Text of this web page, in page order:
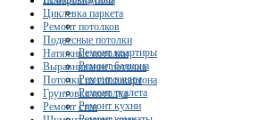
Ремонт квартиры
Ремонт балкона
Ремонт ванны
Ремонт туалета
Ремонт кухни
Циклевка паркета
Ремонт потолков
Подвесные потолки
Натяжные потолки
Выравнивание потолка
Потолки из гипсокартона
Грунтовка потолка
Ремонт стен